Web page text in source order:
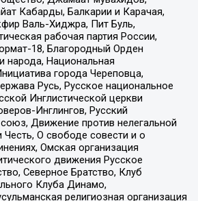
Кабарды, Балкарии и Карачая,
Валь-Хиджра, Пит Буль,
рабочая партия России,
18, Благородный Орден
народа, Национальная
города Череповца,
Русь, Русское национальное
Инглистической церкви
Инглингов, Русский
Движение против нелегальной
О свободе совести и о
Омская организация
движения Русское
Северное Братство, Клуб
Клуба Динамо,
религиозная организация